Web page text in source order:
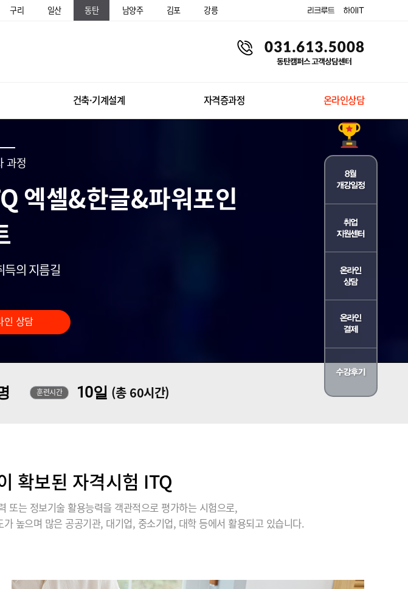
구리 일산 동탄 남양주 김포 강릉
건축·기계설계 자격증과정 온라인상담
과정
엑셀&한글&파워포인
득의 지름길
인 상담
훈련시간 10일 (총 60시간)
확보된 자격시험 ITQ
또는 정보기술 활용능력을 객관적으로 평가하는 시험으로,
높으며 많은 공공기관, 대기업, 중소기업, 대학 등에서 활용되고 있습니다.